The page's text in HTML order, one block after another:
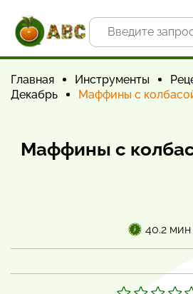
Главная Инструменты
Декабрь
Маффины с
Маффины с
40.2 мин